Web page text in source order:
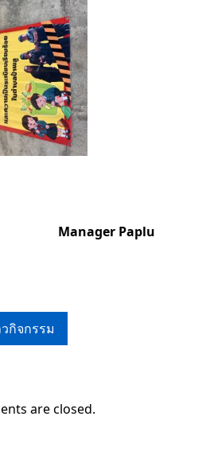
Manager Paplu
กิจกรรม
are closed.